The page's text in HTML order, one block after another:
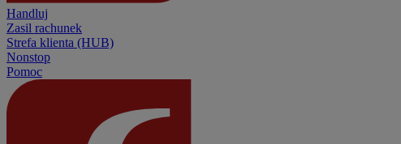
Handluj
Zasil rachunek
Strefa klienta (HUB)
Nonstop
Pomoc